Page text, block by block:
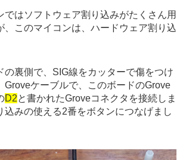
はソフトウェア割り込みがたくさん用
、このマイコンは、ハードウェア割り込
裏側で、SIG線をカッターで傷をつけ
Groveケーブルで、このボードのGrove
D2と書かれたGroveコネクタを接続しま
込みの使える2番をボタンにつなげまし